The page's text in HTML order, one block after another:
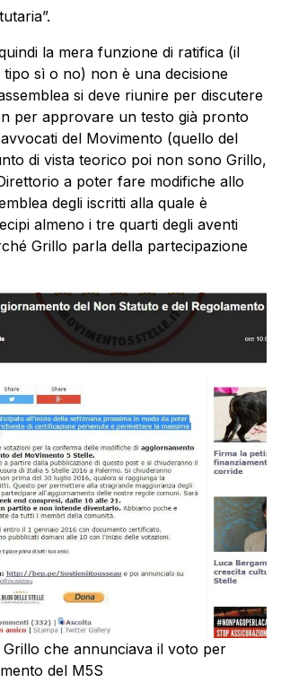
la mera funzione di ratifica (il
tipo sì o no) non è una decisione
si deve riunire per discutere
per approvare un testo già pronto
del Movimento (quello del
di vista teorico poi non sono Grillo,
a poter fare modifiche allo
degli iscritti alla quale è
almeno i tre quarti degli aventi
Grillo parla della partecipazione
che annunciava il voto per
del M5S